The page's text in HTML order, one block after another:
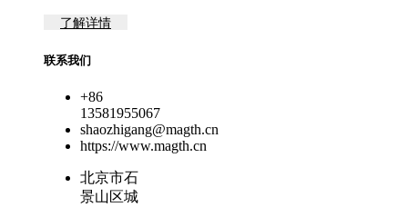
了解详情
联系我们
+86
13581955067
shaozhigang@magth.cn
https://www.magth.cn
北京市石
景山区城